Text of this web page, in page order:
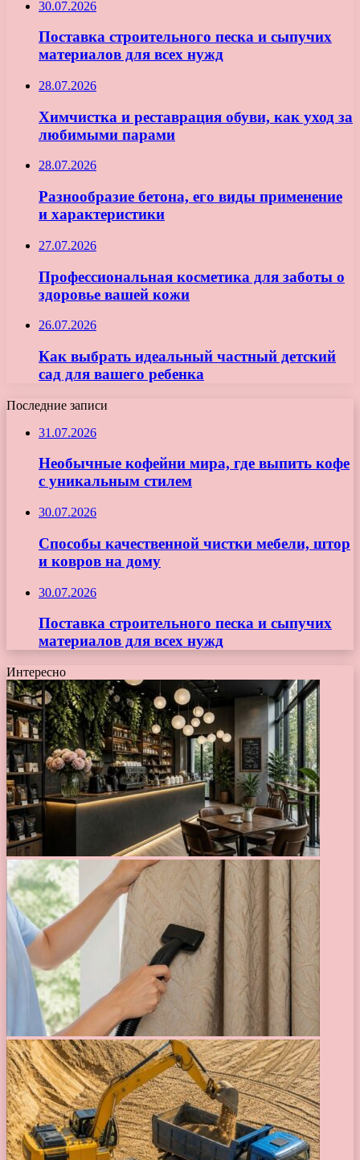
30.07.2026
Поставка строительного песка и сыпучих
материалов для всех нужд
28.07.2026
Химчистка и реставрация обуви, как уход за
любимыми парами
28.07.2026
Разнообразие бетона, его виды применение
и характеристики
27.07.2026
Профессиональная косметика для заботы о
здоровье вашей кожи
26.07.2026
Как выбрать идеальный частный детский
сад для вашего ребенка
Последние записи
31.07.2026
Необычные кофейни мира, где выпить кофе
с уникальным стилем
30.07.2026
Способы качественной чистки мебели, штор
и ковров на дому
30.07.2026
Поставка строительного песка и сыпучих
материалов для всех нужд
Интересно